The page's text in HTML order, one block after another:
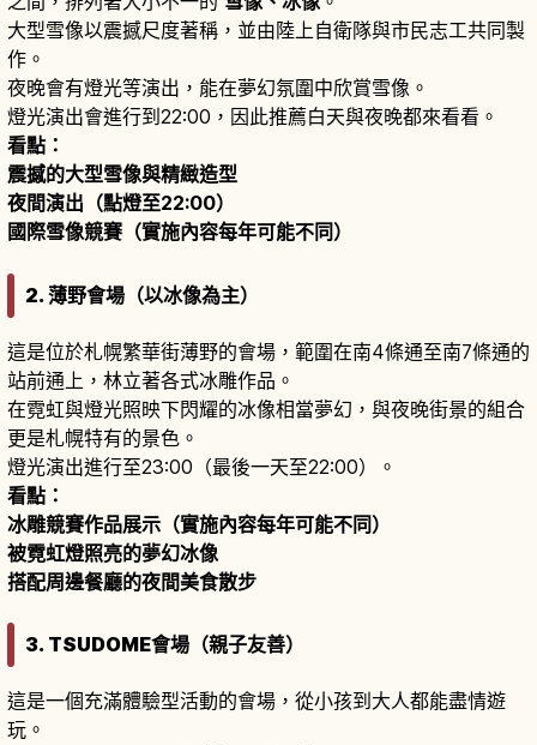
大型雪像以震撼尺度著稱，並由陸上自衛隊與市民志工共同製
作。
夜晚會有燈光等演出，能在夢幻氛圍中欣賞雪像。
燈光演出會進行到22:00，因此推薦白天與夜晚都來看看。
看點：
震撼的大型雪像與精緻造型
夜間演出（點燈至22:00）
國際雪像競賽（實施內容每年可能不同）
2. 薄野會場（以冰像為主）
這是位於札幌繁華街薄野的會場，範圍在南4條通至南7條通的
站前通上，林立著各式冰雕作品。
在霓虹與燈光照映下閃耀的冰像相當夢幻，與夜晚街景的組合
更是札幌特有的景色。
燈光演出進行至23:00（最後一天至22:00）。
看點：
冰雕競賽作品展示（實施內容每年可能不同）
被霓虹燈照亮的夢幻冰像
搭配周邊餐廳的夜間美食散步
3. TSUDOME會場（親子友善）
這是一個充滿體驗型活動的會場，從小孩到大人都能盡情遊
玩。